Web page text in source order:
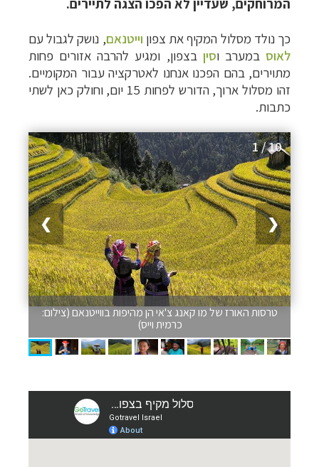
המרוחקים, שעדיין לא הפכו הצגה לתיירים.
כך נולד מסלול המקיף את צפון וייטנאם, נושק לגבול עם
לאוס במערב וסין בצפון, ומגיע להרבה אזורים פחות
מתוירים, בהם הפכנו אנחנו לאטרקציה עבור המקומיים.
זהו מסלול ארוך, הדורש לפחות 15 יום, וחולק כאן לשתי
כתבות.
1 / 10
❯ ❮
טרסות האורז של מו קאנג צ'אי הן מהיפות בווייטנאם (צילום:
כרמית וייס)